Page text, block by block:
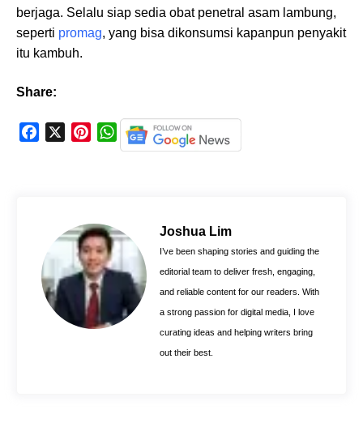
berjaga. Selalu siap sedia obat penetral asam lambung,
seperti promag, yang bisa dikonsumsi kapanpun penyakit
itu kambuh.
Share:
k
r
e
s
t
W
h
A
p
Joshua Lim
I’ve been shaping stories and guiding the
editorial team to deliver fresh, engaging,
and reliable content for our readers. With
a strong passion for digital media, I love
curating ideas and helping writers bring
out their best.